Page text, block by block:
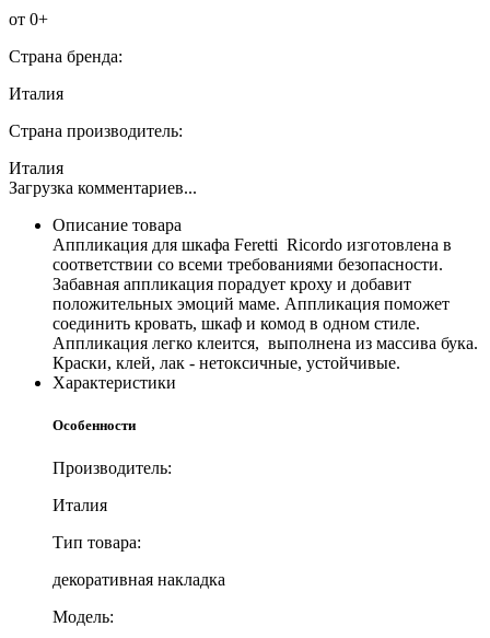
от 0+
Страна бренда:
Италия
Страна производитель:
Италия
Загрузка комментариев...
Описание товара
Аппликация для шкафа Feretti Ricordo изготовлена в
соответствии со всеми требованиями безопасности.
Забавная аппликация порадует кроху и добавит
положительных эмоций маме. Аппликация поможет
соединить кровать, шкаф и комод в одном стиле.
Аппликация легко клеится, выполнена из массива бука.
Краски, клей, лак - нетоксичные, устойчивые.
Характеристики
Особенности
Производитель:
Италия
Тип товара:
декоративная накладка
Модель: